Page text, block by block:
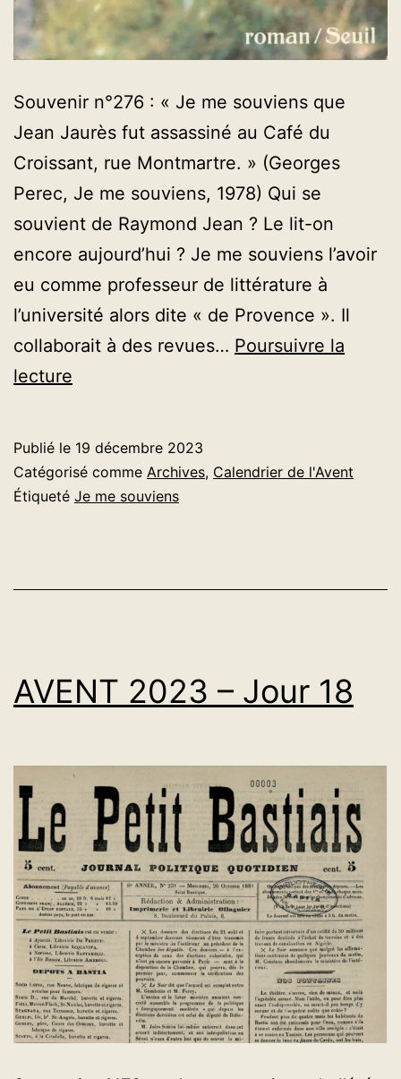
Souvenir n°276 : « Je me souviens que
Jean Jaurès fut assassiné au Café du
Croissant, rue Montmartre. » (Georges
Perec, Je me souviens, 1978) Qui se
souvient de Raymond Jean ? Le lit-on
encore aujourd’hui ? Je me souviens l’avoir
eu comme professeur de littérature à
l’université alors dite « de Provence ». Il
collaborait à des revues… Poursuivre la
lecture
Jour
19
Publié le 19 décembre 2023
Catégorisé comme Archives, Calendrier de l'Avent
Étiqueté Je me souviens
AVENT 2023 – Jour 18